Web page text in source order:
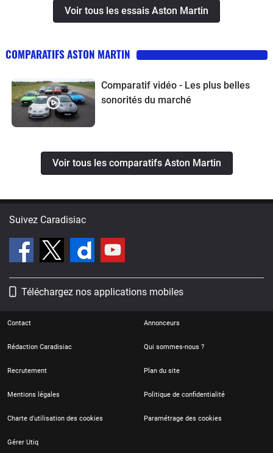
Voir tous les essais Aston Martin
COMPARATIFS ASTON MARTIN
Comparatif vidéo - Les plus belles
sonorités du marché
Voir tous les comparatifs Aston Martin
Suivez Caradisiac
Téléchargez nos applications mobiles
Contact Annonceurs
Rédaction Caradisiac Qui sommes-nous ?
Recrutement Plan du site
Mentions légales Politique de confidentialité
Charte d'utilisation des cookies Paramétrage des cookies
Gérer Utiq